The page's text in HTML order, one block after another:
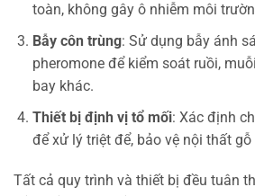
toàn, không gây ô nhiễm môi
Bẫy côn trùng: Sử dụng bẫy ánh
pheromone để kiểm soát ruồi,
bay khác.
Thiết bị định vị tổ mối: Xác định
để xử lý triệt để, bảo vệ nội thất
Tất cả quy trình và thiết bị đều tuân